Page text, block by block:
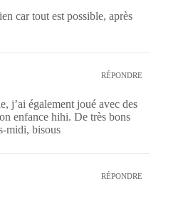
car tout est possible, après
RÉPONDRE
j’ai également joué avec des
enfance hihi. De très bons
midi, bisous
RÉPONDRE